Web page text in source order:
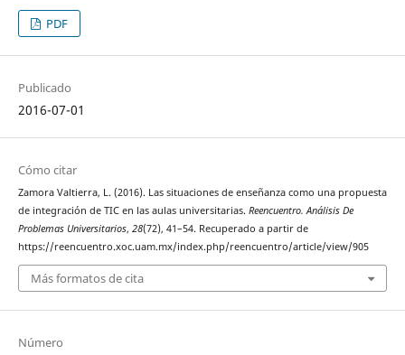
PDF
Publicado
2016-07-01
Cómo citar
Zamora Valtierra, L. (2016). Las situaciones de enseñanza como una propuesta
de integración de TIC en las aulas universitarias. Reencuentro. Análisis De
Problemas Universitarios, 28(72), 41–54. Recuperado a partir de
https://reencuentro.xoc.uam.mx/index.php/reencuentro/article/view/905
Más formatos de cita
Número